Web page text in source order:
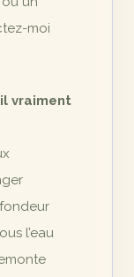
moi
vraiment
l’eau